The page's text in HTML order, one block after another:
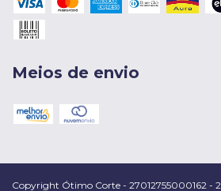
Meios de envio
Copyright Ótimo Corte - 27012755000162 -